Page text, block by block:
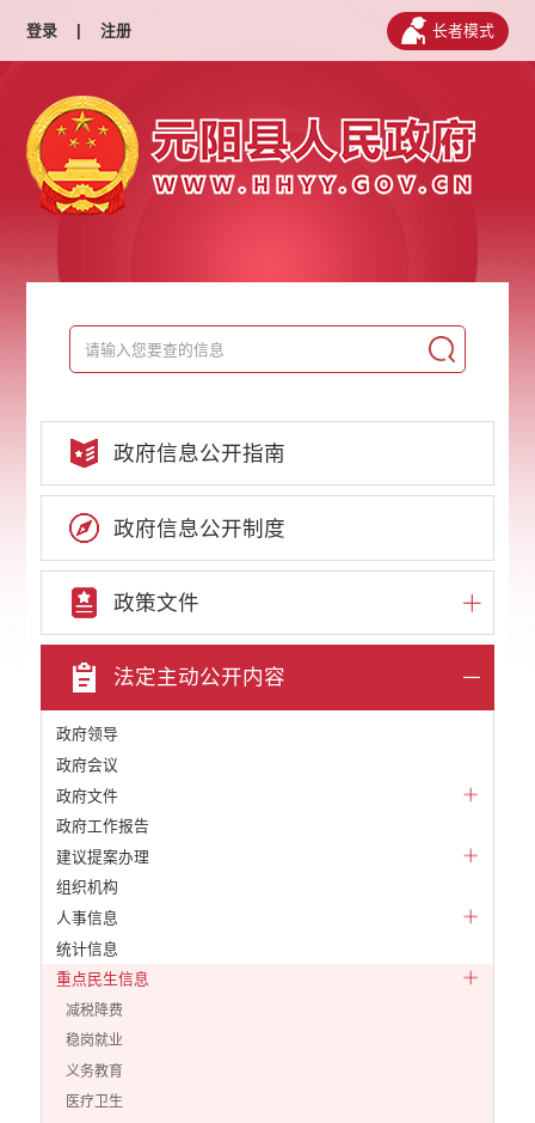
登录 | 注册 长者模式
政府信息公开指南
政府信息公开制度
政策文件
法定主动公开内容
政府领导
政府会议
政府文件
政府工作报告
建议提案办理
组织机构
人事信息
统计信息
重点民生信息
减税降费
稳岗就业
义务教育
医疗卫生